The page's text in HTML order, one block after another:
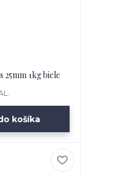
1kg biele
košíka